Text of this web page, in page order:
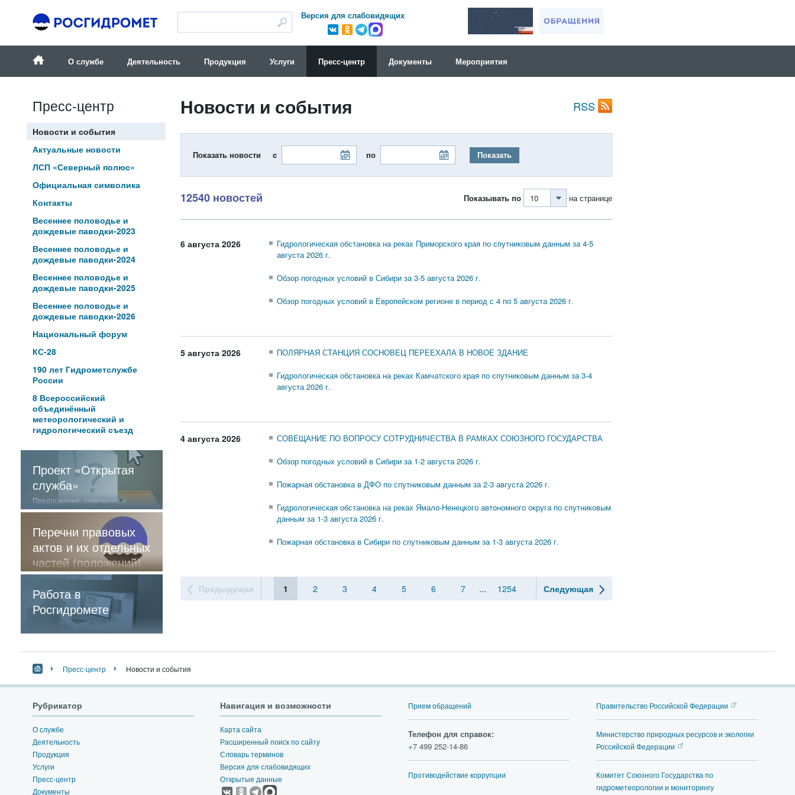
Версия для слабовидящих
О службе Деятельность Продукция Услуги Пресс-центр Документы Мероприятия
Пресс-центр
Новости и события
Актуальные новости
ЛСП «Северный полюс»
Официальная символика
Контакты
Весеннее половодье и
дождевые паводки-2023
Весеннее половодье и
дождевые паводки-2024
Весеннее половодье и
дождевые паводки-2025
Весеннее половодье и
дождевые паводки-2026
Национальный форум
КС-28
190 лет Гидрометслужбе
России
8 Всероссийский
объединённый
метеорологический и
гидрологический съезд
Проект «Открытая
служба»
Предложения, замечания и
отзывы о нашей работе
Перечни правовых
актов и их отдельных
частей (положений),
содержащие
обязательные
требования
Работа в
Росгидромете
Новости и события RSS
Показать новости c по Показать
12540 новостей Показывать по 10 на странице
6 августа 2026
Гидрологическая обстановка на реках Приморского края по спутниковым данным за 4-5
августа 2026 г.
Обзор погодных условий в Сибири за 3-5 августа 2026 г.
Обзор погодных условий в Европейском регионе в период с 4 по 5 августа 2026 г.
5 августа 2026 ПОЛЯРНАЯ СТАНЦИЯ СОСНОВЕЦ ПЕРЕЕХАЛА В НОВОЕ ЗДАНИЕ
Гидрологическая обстановка на реках Камчатского края по спутниковым данным за 3-4
августа 2026 г.
4 августа 2026 СОВЕЩАНИЕ ПО ВОПРОСУ СОТРУДНИЧЕСТВА В РАМКАХ СОЮЗНОГО ГОСУДАРСТВА
Обзор погодных условий в Сибири за 1-2 августа 2026 г.
Пожарная обстановка в ДФО по спутниковым данным за 2-3 августа 2026 г.
Гидрологическая обстановка на реках Ямало-Ненецкого автономного округа по спутниковым
данным за 1-3 августа 2026 г.
Пожарная обстановка в Сибири по спутниковым данным за 1-3 августа 2026 г.
Предыдущая 1 2 3 4 5 6 7 ... 1254 Следующая
Пресс-центр Новости и события
Рубрикатор
О службе
Деятельность
Продукция
Услуги
Пресс-центр
Документы
Навигация и возможности
Карта сайта
Расширенный поиск по сайту
Словарь терминов
Версия для слабовидящих
Открытые данные
Прием обращений
Телефон для справок:
+7 499 252-14-86
Противодействие коррупции
Правительство Российской Федерации
Министерство природных ресурсов и экологии
Российской Федерации
Комитет Союзного Государства по
гидрометеорологии и мониторингу